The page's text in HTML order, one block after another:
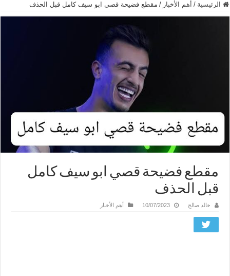
الرئيسية / أهم الأخبار / مقطع فضيحة قصي ابو سيف كامل قبل الحذف
مقطع فضيحة قصي ابو سيف كامل
قبل الحذف
خالد صالح 10/07/2023 أهم الأخبار